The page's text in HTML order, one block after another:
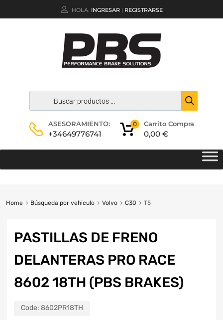
HOLA. INGRESAR | REGISTRARSE
ASESORAMIENTO:
+34649776741
Carrito Compra
0,00 €
0
Home Búsqueda por vehiculo Volvo C30 T5
PASTILLAS DE FRENO
DELANTERAS PRO RACE
8602 18TH (PBS BRAKES)
Code: 8602PR18TH